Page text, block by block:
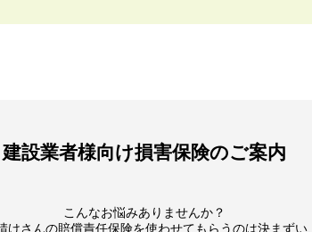
建設業者様向け損害保険のご案内
こんなお悩みありませんか？
けさんの賠償責任保険を使わせてもらうのは決まずい...